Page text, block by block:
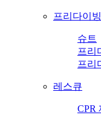
프리다이빙
슈트
프리
프리
레스큐
CPR